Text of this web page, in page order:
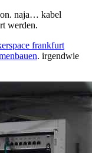
naja… kabel
werden.
frankfurt
. irgendwie